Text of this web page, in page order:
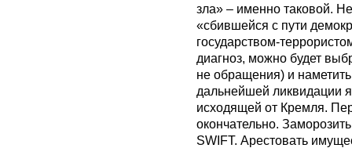
зла» – именно таковой.
«сбившейся с пути
государством-
диагноз, можно будет
не обращения) и
дальнейшей ликвидации
исходящей от Кремля.
окончательно.
SWIFT. Арестовать